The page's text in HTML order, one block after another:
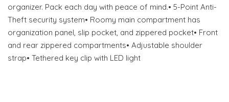
organizer. Pack each day with peace of mind.• 5-Point Anti-
Theft security system• Roomy main compartment has
organization panel, slip pocket, and zippered pocket• Front
and rear zippered compartments• Adjustable shoulder
strap• Tethered key clip with LED light